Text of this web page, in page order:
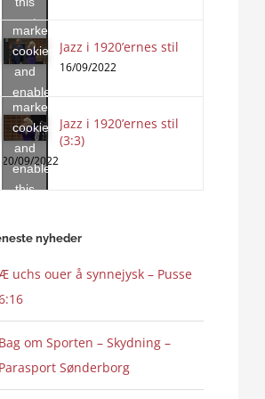
content
accept
marketing
cookies
and
enable
this
content
Jazz i 1920’ernes stil
16/09/2022
Click
to
accept
marketing
cookies
and
enable
this
Jazz i 1920’ernes stil
(3:3)
20/09/2022
nyheder
uchs ouer å synnejysk – Pusse
Bag om Sporten – Skydning –
Parasport Sønderborg